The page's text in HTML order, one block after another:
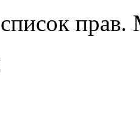
прав.